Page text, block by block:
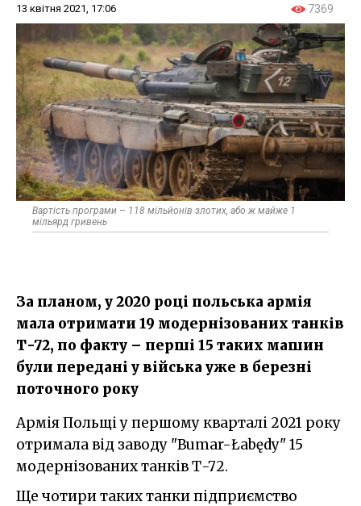
13 квітня 2021, 17:06 7369
Вартість програми – 118 мільйонів злотих, або ж майже 1
мільярд гривень
За планом, у 2020 році польська армія
мала отримати 19 модернізованих танків
Т-72, по факту – перші 15 таких машин
були передані у війська уже в березні
поточного року
Армія Польщі у першому кварталі 2021 року
отримала від заводу "Bumar-Łabędy" 15
модернізованих танків Т-72.
Ще чотири таких танки підприємство